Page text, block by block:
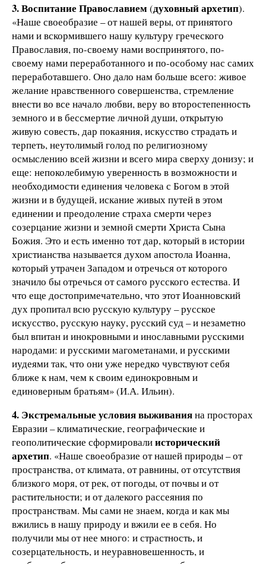
3.Воспитание Православием (духовный архетип).
«Наше своеобразие – от нашей веры, от принятого
нами и вскормившего нашу культуру греческого
Православия, по-своему нами воспринятого, по-
своему нами переработанного и по-особому нас самих
переработавшего. Оно дало нам больше всего: живое
желание нравственного совершенства, стремление
внести во все начало любви, веру во второстепенность
земного и в бессмертие личной души, открытую
живую совесть, дар покаяния, искусство страдать и
терпеть, неутолимый голод по религиозному
осмыслению всей жизни и всего мира сверху донизу; и
еще: непоколебимую уверенность в возможности и
необходимости единения человека с Богом в этой
жизни и в будущей, искание живых путей в этом
единении и преодоление страха смерти через
созерцание жизни и земной смерти Христа Сына
Божия. Это и есть именно тот дар, который в истории
христианства называется духом апостола Иоанна,
который утрачен Западом и отречься от которого
значило бы отречься от самого русского естества. И
что еще достопримечательно, что этот Иоанновский
дух пропитал всю русскую культуру – русское
искусство, русскую науку, русский суд – и незаметно
был впитан и инокровными и инославными русскими
народами: и русскими магометанами, и русскими
иудеями так, что они уже нередко чувствуют себя
ближе к нам, чем к своим единокровным и
единоверным братьям» (И.А. Ильин).
4. Экстремальные условия выживанияна просторах
Евразии – климатические, географические и
геополитические сформировалиисторический
архетип. «Наше своеобразие от нашей природы – от
пространства, от климата, от равнины, от отсутствия
близкого моря, от рек, от погоды, от почвы и от
растительности; и от далекого рассеяния по
пространствам. Мы сами не знаем, когда и как мы
вжились в нашу природу и вжили ее в себя. Но
получили мы от нее много: и страстность, и
созерцательность, и неуравновешенность, и